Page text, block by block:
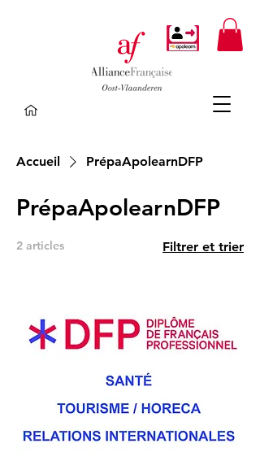
Accueil PrépaApolearnDFP
PrépaApolearnDFP
2 articles Filtrer et trier